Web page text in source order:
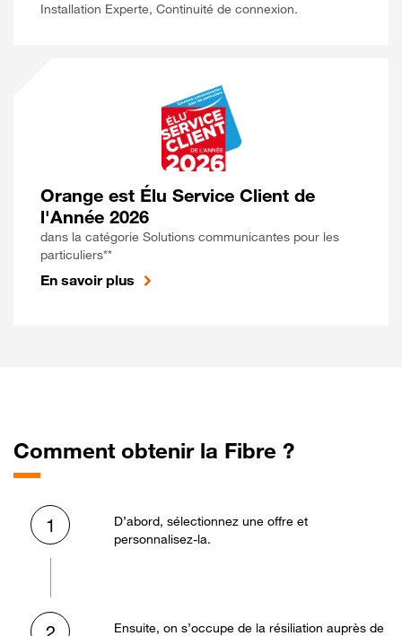
Installation Experte, Continuité de connexion.
Orange est Élu Service Client de
l'Année 2026
dans la catégorie Solutions communicantes pour les
particuliers**
En savoir plus
Comment obtenir la Fibre ?
1
D’abord, sélectionnez une offre et
personnalisez-la.
Ensuite, on s’occupe de la résiliation auprès de